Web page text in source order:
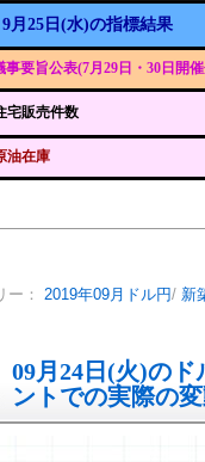
9月25日(水)の指標結果
事要旨公表(7月29日・30日開
宅販売件数
油在庫
ー： 2019年09月ドル円/ 新
09月24日(火)の
ントでの実際の